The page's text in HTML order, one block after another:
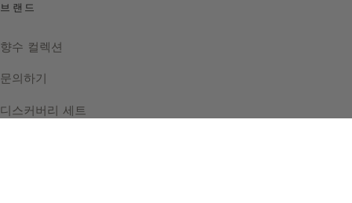
브랜드
향수 컬렉션
문의하기
디스커버리 세트